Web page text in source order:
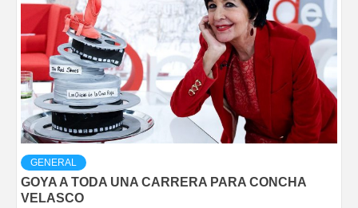
GENERAL
GOYA A TODA UNA CARRERA PARA CONCHA
VELASCO